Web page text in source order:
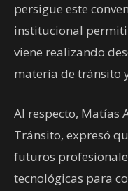
persigue este
institucional
viene realizando
materia de tránsito
Al respecto, Matías
Tránsito, expresó
futuros
tecnológicas para